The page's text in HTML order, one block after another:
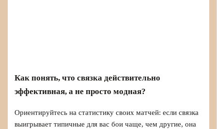
Как понять, что связка действительно
эффективная, а не просто модная?
Ориентируйтесь на статистику своих матчей: если связка
выигрывает типичные для вас бои чаще, чем другие, она